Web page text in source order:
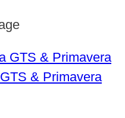
& Primavera